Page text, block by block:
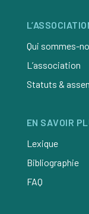
Qui sommes-
L’association
Statuts &
EN SAVOIR
Lexique
Bibliographie
FAQ